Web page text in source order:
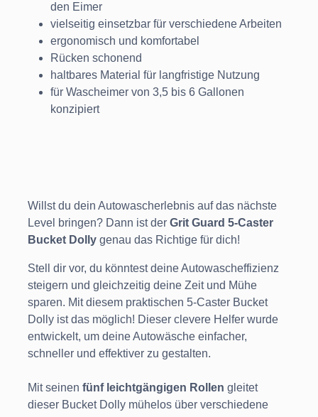
den Eimer
vielseitig einsetzbar für verschiedene Arbeiten
ergonomisch und komfortabel
Rücken schonend
haltbares Material für langfristige Nutzung
für Wascheimer von 3,5 bis 6 Gallonen
konzipiert
Willst du dein Autowascherlebnis auf das nächste
Level bringen? Dann ist der Grit Guard 5-Caster
Bucket Dolly genau das Richtige für dich!
Stell dir vor, du könntest deine Autowascheffizienz
steigern und gleichzeitig deine Zeit und Mühe
sparen. Mit diesem praktischen 5-Caster Bucket
Dolly ist das möglich! Dieser clevere Helfer wurde
entwickelt, um deine Autowäsche einfacher,
schneller und effektiver zu gestalten.
Mit seinen fünf leichtgängigen Rollen gleitet
dieser Bucket Dolly mühelos über verschiedene